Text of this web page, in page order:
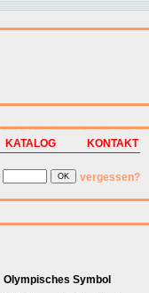
KATALOG KONTAKT
vergessen?
Olympisches Symbol